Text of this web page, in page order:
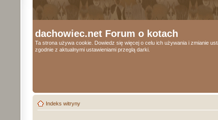
dachowiec.net Forum o kotach
Ta strona używa cookie. Dowiedz się więcej o celu ich używania i zmianie
zgodnie z aktualnymi ustawieniami przeglą darki.
Indeks witryny